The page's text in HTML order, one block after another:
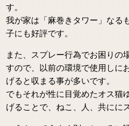
す。
我が家は「麻巻きタワー」なる
子にも好評です。
また、スプレー行為でお困りの
すので、以前の環境で使用しに
げると収まる事が多いです。
でもそれが性に目覚めたオス猫
げることで、ねこ、人、共にに